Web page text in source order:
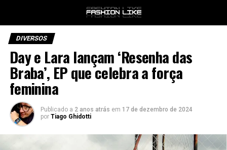
DIVERSOS
Day e Lara lançam ‘Resenha das
Braba’, EP que celebra a força
feminina
Publicado a 2 anos atrás em 17 de dezembro de 2024
por Tiago Ghidotti